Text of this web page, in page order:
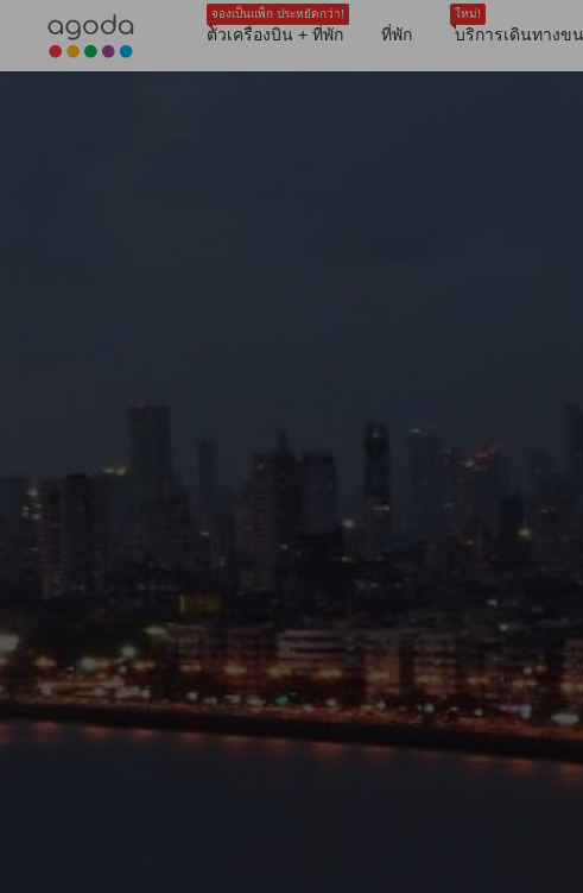
จองเป็นแพ็ก ประหยัดกว่า!
ตั๋วเครื่องบิน + ที่พัก ที่พัก
ใหม่!
บริการเดินทางข